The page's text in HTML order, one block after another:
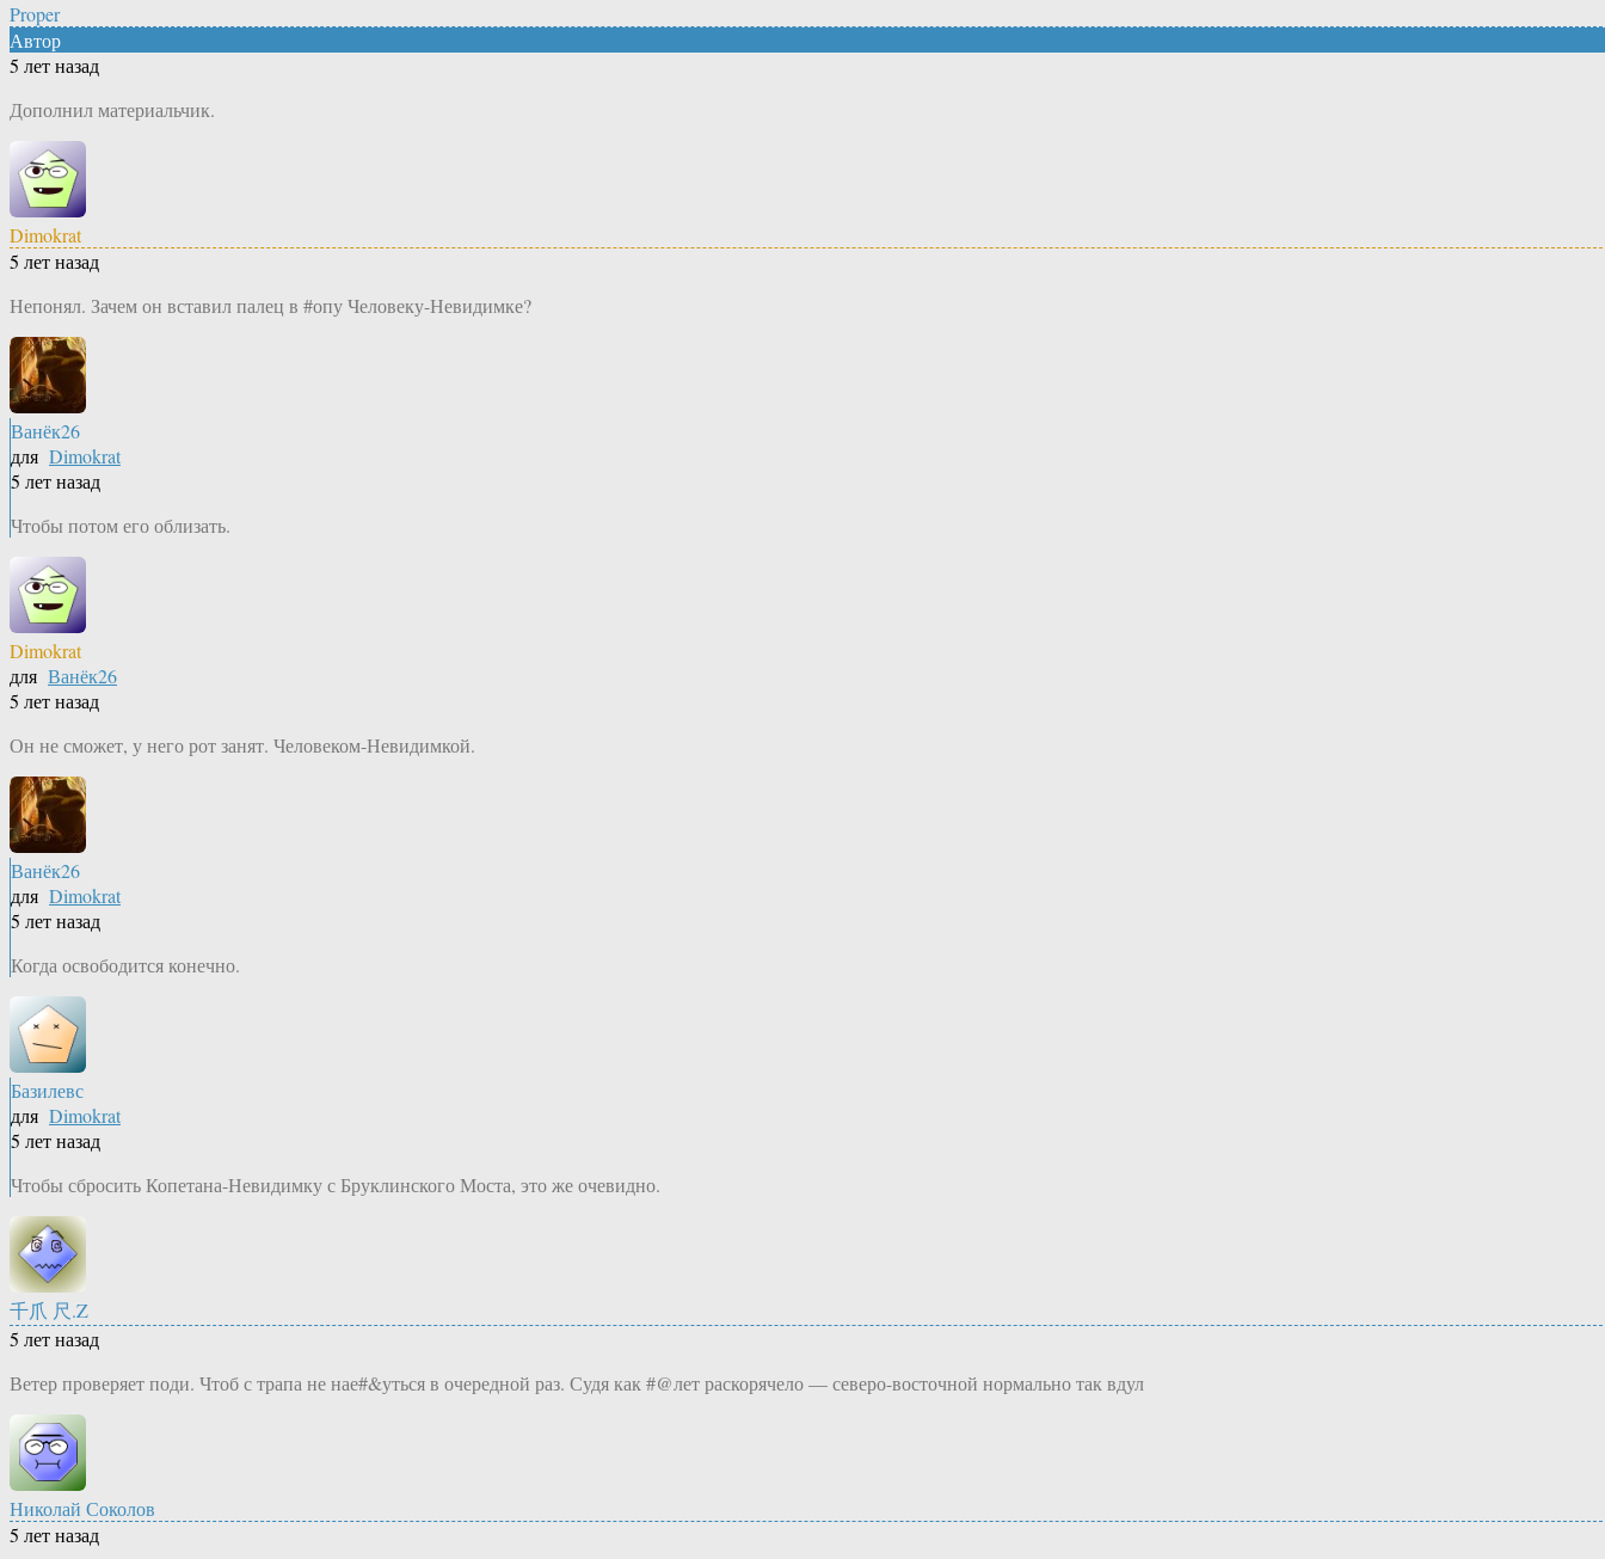
Proper
Автор
5 лет назад
Дополнил материальчик.
Dimokrat
5 лет назад
Непонял. Зачем он вставил палец в #опу Человеку-Невидимке?
Ванёк26
для Dimokrat
5 лет назад
Чтобы потом его облизать.
Dimokrat
для Ванёк26
5 лет назад
Он не сможет, у него рот занят. Человеком-Невидимкой.
Ванёк26
для Dimokrat
5 лет назад
Когда освободится конечно.
Базилевс
для Dimokrat
5 лет назад
Чтобы сбросить Копетана-Невидимку с Бруклинского Моста, это же очевидно.
千爪 尺.Z
5 лет назад
Ветер проверяет поди. Чтоб с трапа не нае#&уться в очередной раз. Судя как #@лет раскорячело — северо-восточной нормально так вдул
Николай Соколов
5 лет назад